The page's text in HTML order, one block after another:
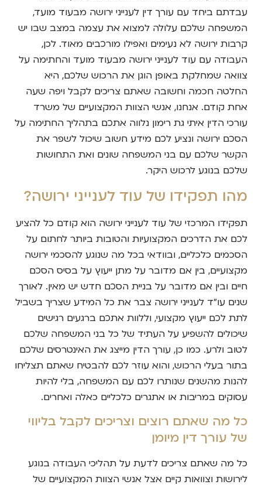
עבדתם ביחד עם עורך דין לענייני ירושה מבעוד מועד,
המשפחה שלכם עלולה למצוא את עצמה במצב שבו יש
קרבות ירושה לא נעימים ואפילו מורכבים מאוד. לכן,
העבודה עם עוד לענייני ירושה מבעוד מועד והחתימה על
צוואה שמחלקת באופן הוגן את הרכוש שלכם, היא
החלטה חכמה וחשובה שאתם צריכים לקבל ויפה שעה
אחת קודם. אנחנו, אנשי הצוות המקצועיים של משרד
עורכי הדין איתי גת רימון נלווה אתכם בתהליך החתימה על
הסכם ירושה ונציע לכם מידע חשוב שיכול לשפר את
הקשר שלכם עם בני המשפחה שונים ואת התחושות
שלכם בנוגע לרכוש היקר.
מהו תפקידו של עוד לענייני ירושה?
תפקידו המרכזי של עוד לענייני ירושה הוא קודם כל להציע
לכם את הדרכים המקצועיות והטובות ביותר לחתום על
הסכמים כלכליים, ובוודאי בכל מה שנוגע להסכמי ירושה
מקצועיים, בין אם מדובר על מתן ייעוץ על בסיס הסכם
חיים ובין אם מדובר על בניית הסכם חדש יש מאין. לאורך
שנים עו"ד לענייני ירושה צבר את כל המידע שצריך בשביל
לתת לכם ייעוץ מקצועי, וללוות אתכם ברגעים רגישים
שיכולים להשפיע על העתיד של כל בני המשפחה שלכם
לטוב ולרע. כמו כן, עורך הדין מייצג את האינטרסים שלכם
בתור בעלי הרכוש, והוא עוזר לכם להבטיח שאתם תצליחו
להנות מהשנים שנותרו לכם עם המשפחה, בלי להיות
עסוקים במריבות או אתגרים כלכליים כאלה ואחרים.
כל מה שאתם רוצים וצריכים לקבל בליווי
של עורך דין מיומן
כל מה שאתם צריכים לדעת על תהליכי העבודה בנוגע
לירושות וצוואות קיים אצל אנשי הצוות המקצועיים של